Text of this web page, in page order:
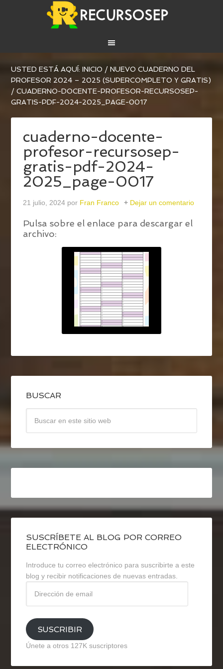
USTED ESTÁ AQUÍ:INICIO / NUEVO CUADERNO DEL
PROFESOR 2024 – 2025 (SUPERCOMPLETO Y GRATIS)
/ CUADERNO-DOCENTE-PROFESOR-RECURSOSEP-
GRATIS-PDF-2024-2025_PAGE-0017
cuaderno-docente-
profesor-recursosep-
gratis-pdf-2024-
2025_page-0017
21 julio, 2024 por Fran Franco Dejar un comentario
Pulsa sobre el enlace para descargar el
archivo:
BUSCAR
SUSCRÍBETE AL BLOG POR CORREO
ELECTRÓNICO
Introduce tu correo electrónico para suscribirte a este
blog y recibir notificaciones de nuevas entradas.
email
SUSCRIBIR
Únete a otros 127K suscriptores